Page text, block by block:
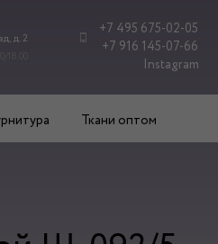
д. 2
+7 495 675-02-05
+7 916 145-07-66
Instagram
Ткани оптом